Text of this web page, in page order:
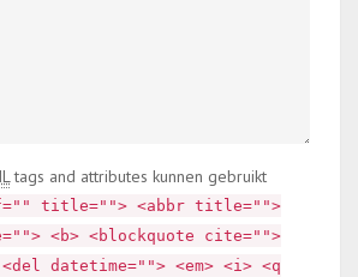
tags and attributes kunnen gebruikt
title=""> <abbr title="">
<b> <blockquote cite="">
datetime=""> <em> <i> <q